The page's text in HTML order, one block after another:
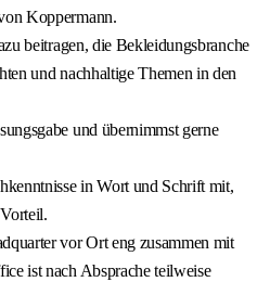
Koppermann.
beitragen, die Bekleidungsbranche
und nachhaltige Themen in den
und übernimmst gerne
in Wort und Schrift mit,
vor Ort eng zusammen mit
ist nach Absprache teilweise